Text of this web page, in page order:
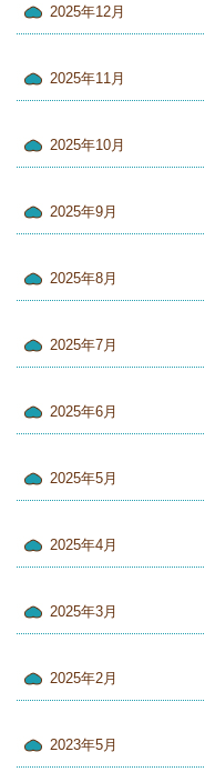
2025年12月
2025年11月
2025年10月
2025年9月
2025年8月
2025年7月
2025年6月
2025年5月
2025年4月
2025年3月
2025年2月
2023年5月